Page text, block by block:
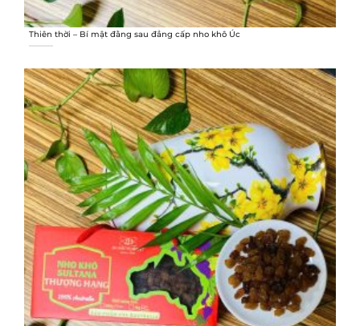
Thiên thời – Bí mật đằng sau đẳng cấp nho khô Úc